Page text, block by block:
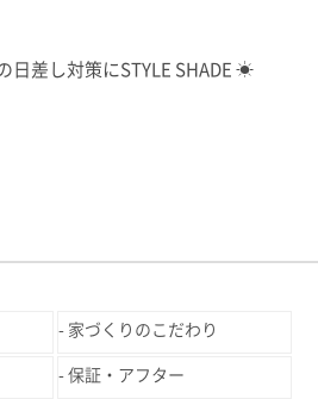
差し対策にSTYLE SHADE ☀
家づくりのこだわり
保証・アフター